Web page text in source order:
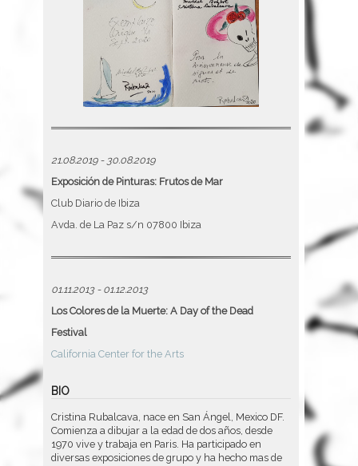
21.08.2019 - 30.08.2019
Exposición de Pinturas: Frutos de Mar
Club Diario de Ibiza
Avda. de La Paz s/n 07800 Ibiza
01.11.2013 - 01.12.2013
Los Colores de la Muerte: A Day of the Dead
Festival
California Center for the Arts
BIO
Cristina Rubalcava, nace en San Ángel, Mexico DF.
Comienza a dibujar a la edad de dos años, desde
1970 vive y trabaja en Paris. Ha participado en
diversas exposiciones de grupo y ha hecho mas de